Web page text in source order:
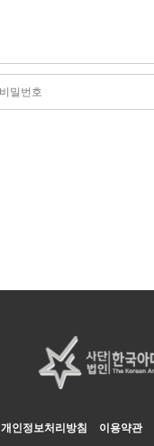
개인정보처리방침 이용약관